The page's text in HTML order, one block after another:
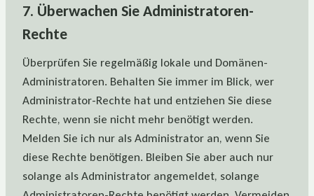
7. Überwachen Sie Administratoren-
Rechte
Überprüfen Sie regelmäßig lokale und Domänen-
Administratoren. Behalten Sie immer im Blick, wer
Administrator-Rechte hat und entziehen Sie diese
Rechte, wenn sie nicht mehr benötigt werden.
Melden Sie ich nur als Administrator an, wenn Sie
diese Rechte benötigen. Bleiben Sie aber auch nur
solange als Administrator angemeldet, solange